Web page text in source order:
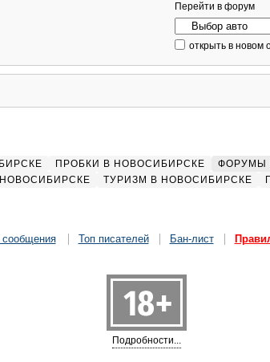
Перейти в форум
открыть в новом
ПРОБКИ В НОВОСИБИРСКЕ ФОРУМЫ
ТУРИЗМ В НОВОСИБИРСКЕ
сообщения Топ писателей Бан-лист
Подробности...